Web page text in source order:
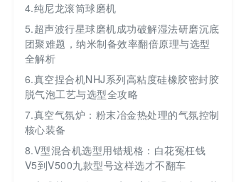
4.纯尼龙滚筒球磨机
5.超声波行星球磨机成功破解湿法研磨沉底
团聚难题，纳米制备效率翻倍原理与选型
全解析
6.真空捏合机NHJ系列高粘度硅橡胶密封胶
脱气泡工艺与选型全攻略
7.真空气氛炉：粉末冶金热处理的气氛控制
核心装备
8.V型混合机选型用错规格：白花冤枉钱
V5到V500九款型号这样选才不翻车